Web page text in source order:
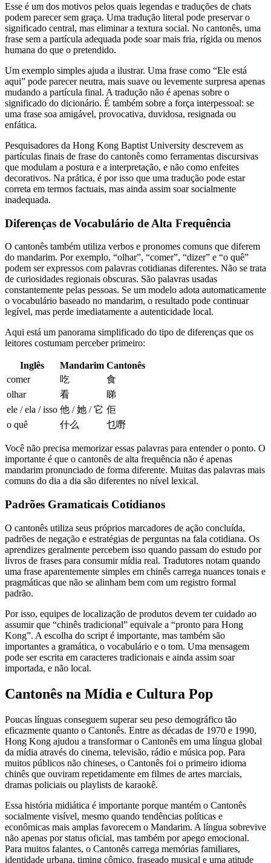
Esse é um dos motivos pelos quais legendas e traduções de chats
podem parecer sem graça. Uma tradução literal pode preservar o
significado central, mas eliminar a textura social. No cantonês, uma
frase sem a partícula adequada pode soar mais fria, rígida ou menos
humana do que o pretendido.
Um exemplo simples ajuda a ilustrar. Uma frase como “Ele está
aqui” pode parecer neutra, mais suave ou levemente surpresa apenas
mudando a partícula final. A tradução não é apenas sobre o
significado do dicionário. É também sobre a força interpessoal: se
uma frase soa amigável, provocativa, duvidosa, resignada ou
enfática.
Pesquisadores da Hong Kong Baptist University descrevem as
partículas finais de frase do cantonês como ferramentas discursivas
que modulam a postura e a interpretação, e não como enfeites
decorativos. Na prática, é por isso que uma tradução pode estar
correta em termos factuais, mas ainda assim soar socialmente
inadequada.
Diferenças de Vocabulário de Alta Frequência
O cantonês também utiliza verbos e pronomes comuns que diferem
do mandarim. Por exemplo, “olhar”, “comer”, “dizer” e “o quê”
podem ser expressos com palavras cotidianas diferentes. Não se trata
de curiosidades regionais obscuras. São palavras usadas
constantemente pelas pessoas. Se um modelo adota automaticamente
o vocabulário baseado no mandarim, o resultado pode continuar
legível, mas perde imediatamente a autenticidade local.
Aqui está um panorama simplificado do tipo de diferenças que os
leitores costumam perceber primeiro:
Inglês Mandarim Cantonês
comer
吃
食
olhar
看
睇
ele / ela / isso 他 / 她 / 它 佢
o quê
什么 乜嘢
Você não precisa memorizar essas palavras para entender o ponto. O
importante é que o cantonês de alta frequência não é apenas
mandarim pronunciado de forma diferente. Muitas das palavras mais
comuns do dia a dia são diferentes no nível lexical.
Padrões Gramaticais Cotidianos
O cantonês utiliza seus próprios marcadores de ação concluída,
padrões de negação e estratégias de perguntas na fala cotidiana. Os
aprendizes geralmente percebem isso quando passam do estudo por
livros de frases para consumir mídia real. Tradutores notam quando
uma frase aparentemente simples em chinês carrega nuances tonais e
pragmáticas que não se alinham bem com um registro formal
padrão.
Por isso, equipes de localização de produtos devem ter cuidado ao
assumir que “chinês tradicional” equivale a “pronto para Hong
Kong”. A escolha do script é importante, mas também são
importantes a gramática, o vocabulário e o tom. Uma mensagem
pode ser escrita em caracteres tradicionais e ainda assim soar
importada, e não local.
Cantonês na Mídia e Cultura Pop
Poucas línguas conseguem superar seu peso demográfico tão
eficazmente quanto o Cantonês. Entre as décadas de 1970 e 1990,
Hong Kong ajudou a transformar o Cantonês em uma língua global
da mídia através do cinema, televisão, rádio e música pop. Para
muitos públicos não chineses, o Cantonês foi o primeiro idioma
chinês que ouviram repetidamente em filmes de artes marciais,
dramas policiais ou playlists de karaokê.
Essa história midiática é importante porque mantém o Cantonês
socialmente visível, mesmo quando tendências políticas e
econômicas mais amplas favorecem o Mandarim. A língua sobrevive
não apenas por status oficial, mas também por apego emocional.
Para muitos falantes, o Cantonês carrega memórias familiares,
identidade urbana, timing cômico, fraseado musical e uma atitude